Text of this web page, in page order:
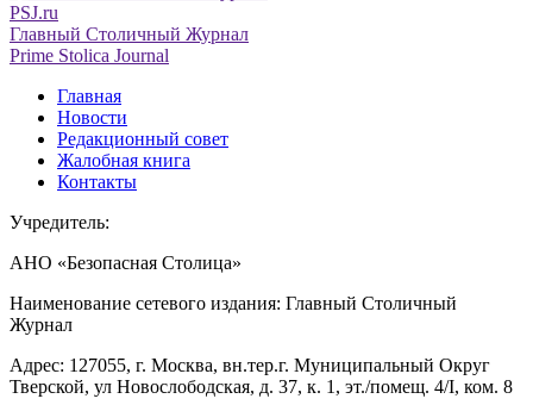
PSJ.ru
Главный Столичный Журнал
Prime Stolica Journal
Главная
Новости
Редакционный совет
Жалобная книга
Контакты
Учредитель:
АНО «Безопасная Столица»
Наименование сетевого издания: Главный Столичный
Журнал
Адрес: 127055, г. Москва, вн.тер.г. Муниципальный Округ
Тверской, ул Новослободская, д. 37, к. 1, эт./помещ. 4/I, ком. 8